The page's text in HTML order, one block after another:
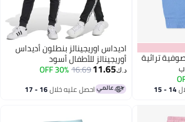
تراثية
14 - 15
اديداس اوريجينالز بنطلون أديداس
أوريجينالز للأطفال أسود
د.ك‏11.65
16.69
30% OFF
احصل عليه خلال 16 - 17
اغسطس